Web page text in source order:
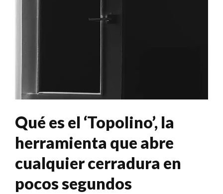
Qué es el ‘Topolino’, la
herramienta que abre
cualquier cerradura en
pocos segundos